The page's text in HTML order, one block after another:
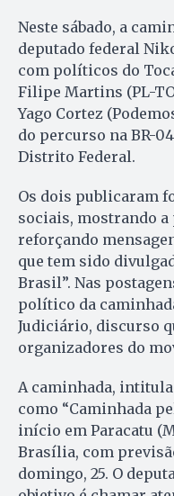
Neste sábado, a
deputado federal
com políticos do
Filipe Martins (PL-
Yago Cortez
do percurso na BR-
Distrito Federal.
Os dois publicaram
sociais, mostrando
reforçando
que tem sido
Brasil”. Nas
político da
Judiciário, discurso
organizadores do
A caminhada,
como “Caminhada
início em Paracatu
Brasília, com
domingo, 25. O